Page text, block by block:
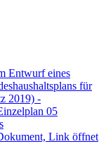
Entwurf eines
für
2019) -
05
Link öffnet